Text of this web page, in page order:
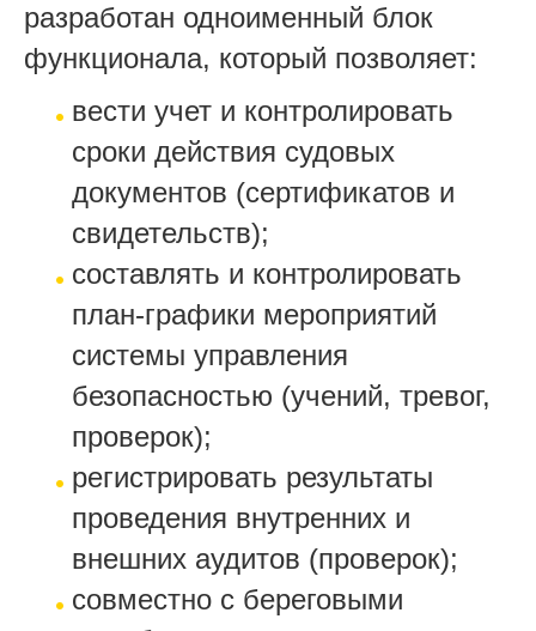
разработан одноименный блок
функционала, который позволяет:
вести учет и контролировать
сроки действия судовых
документов (сертификатов и
свидетельств);
составлять и контролировать
план-графики мероприятий
системы управления
безопасностью (учений, тревог,
проверок);
регистрировать результаты
проведения внутренних и
внешних аудитов (проверок);
совместно с береговыми